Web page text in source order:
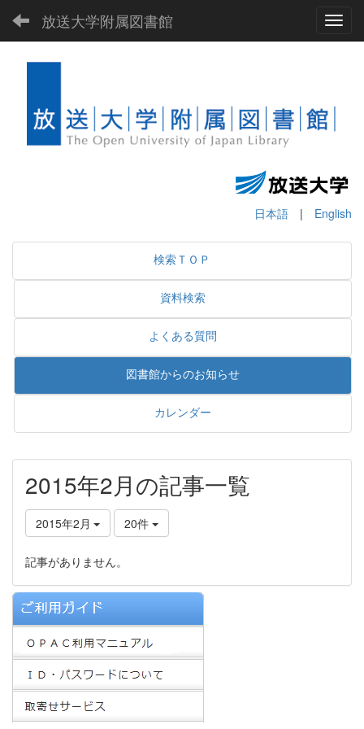
放送大学附属図書館
日本語 | English
検索ＴＯＰ
資料検索
よくある質問
図書館からのお知らせ
カレンダー
2015年2月の記事一覧
2015年2月 20件
記事がありません。